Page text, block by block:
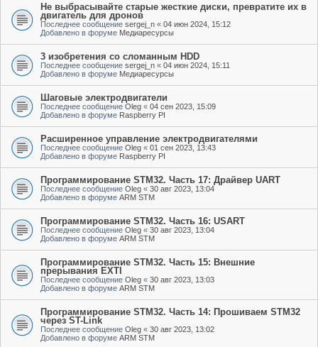
Не выбрасывайте старые жесткие диски, превратите их в
двигатель для дронов
Последнее сообщение sergej_n « 04 июн 2024, 15:12
Добавлено в форуме Медиаресурсы
3 изобретения со сломанным HDD
Последнее сообщение sergej_n « 04 июн 2024, 15:11
Добавлено в форуме Медиаресурсы
Шаговые электродвигатели
Последнее сообщение Oleg « 04 сен 2023, 15:09
Добавлено в форуме Raspberry PI
Расширенное управление электродвигателями
Последнее сообщение Oleg « 01 сен 2023, 13:43
Добавлено в форуме Raspberry PI
Программирование STM32. Часть 17: Драйвер UART
Последнее сообщение Oleg « 30 авг 2023, 13:04
Добавлено в форуме ARM STM
Программирование STM32. Часть 16: USART
Последнее сообщение Oleg « 30 авг 2023, 13:04
Добавлено в форуме ARM STM
Программирование STM32. Часть 15: Внешние
прерывания EXTI
Последнее сообщение Oleg « 30 авг 2023, 13:03
Добавлено в форуме ARM STM
Программирование STM32. Часть 14: Прошиваем STM32
через ST-Link
Последнее сообщение Oleg « 30 авг 2023, 13:02
Добавлено в форуме ARM STM